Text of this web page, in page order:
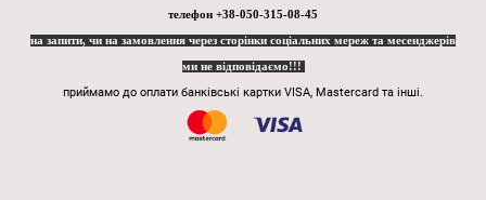
телефон +38-050-315-08-45
на запити, чи на замовлення через сторінки соціальних мереж та месенджерів
ми не відповідаємо!!!
приймамо до оплати банківські картки VISA, Mastercard та інші.